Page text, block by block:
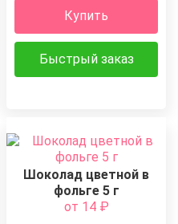
Купить
Быстрый заказ
Шоколад цветной в
фольге 5 г
от 14 ₽